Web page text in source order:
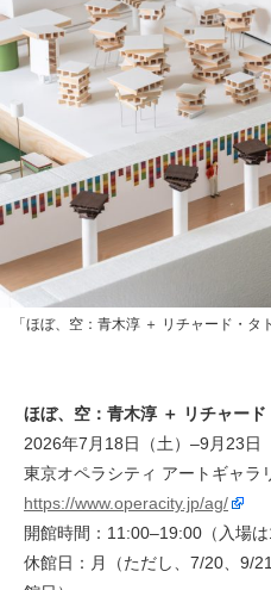
「ほぼ、空：青木淳 ＋ リチャード・
ほぼ、空：青木淳 ＋ リチャード
2026年7月18日（土）–9月23日
東京オペラシティ アートギャラ
https://www.operacity.jp/ag/
開館時間：11:00–19:00（入場は
休館日：月（ただし、7/20、9/